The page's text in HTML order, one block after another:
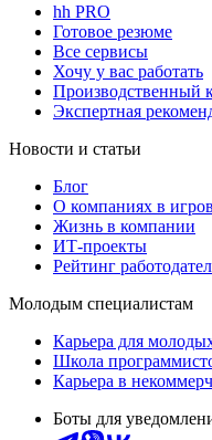
hh PRO
Готовое резюме
Все сервисы
Хочу у вас работать
Производственный
Экспертная
Новости и статьи
Блог
О компаниях в
Жизнь в компании
ИТ-проекты
Рейтинг
Молодым специалистам
Карьера для
Школа
Карьера в
Боты для